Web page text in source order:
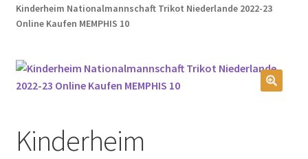
Blog
Kontaktiere uns
Kinderheim Nationalmannschaft Trikot Niederlande 2022-23
Online Kaufen MEMPHIS 10
Kinderheim